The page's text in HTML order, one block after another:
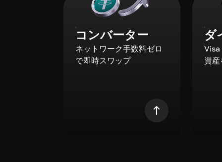
コンバーター
ネットワーク手数料ゼロ
で即時スワップ
ダ
資